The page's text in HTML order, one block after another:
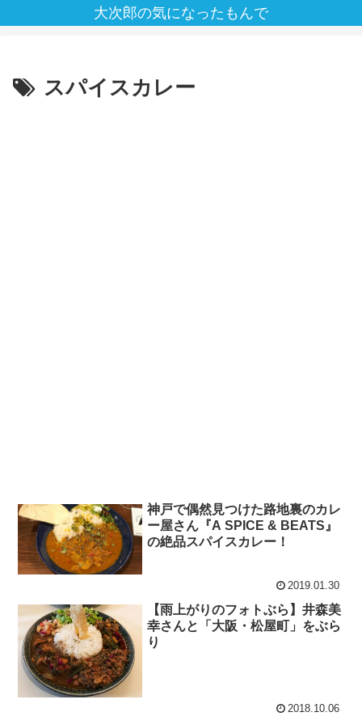
大次郎の気になったもんで
スパイスカレー
神戸で偶然見つけた路地裏のカレ
ー屋さん『A SPICE & BEATS』
の絶品スパイスカレー！
2019.01.30
【雨上がりのフォトぶら】井森美
幸さんと「大阪・松屋町」をぶら
り
2018.10.06